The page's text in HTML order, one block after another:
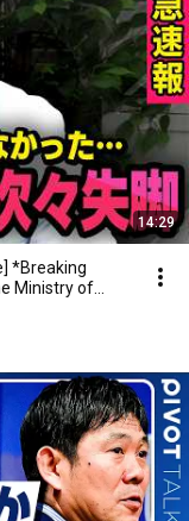
14:29
*Breaking
Ministry of...